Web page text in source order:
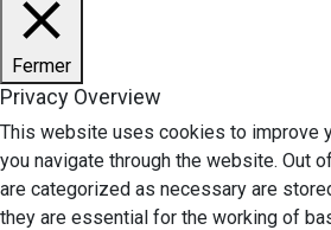
Fermer
Privacy Overview
This website uses cookies to improve
you navigate through the website. Out
are categorized as necessary are
they are essential for the working of